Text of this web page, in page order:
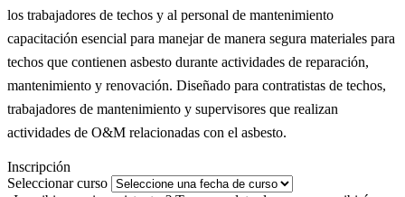
los trabajadores de techos y al personal de mantenimiento
capacitación esencial para manejar de manera segura materiales para
techos que contienen asbesto durante actividades de reparación,
mantenimiento y renovación. Diseñado para contratistas de techos,
trabajadores de mantenimiento y supervisores que realizan
actividades de O&M relacionadas con el asbesto.
Inscripción
Seleccionar curso